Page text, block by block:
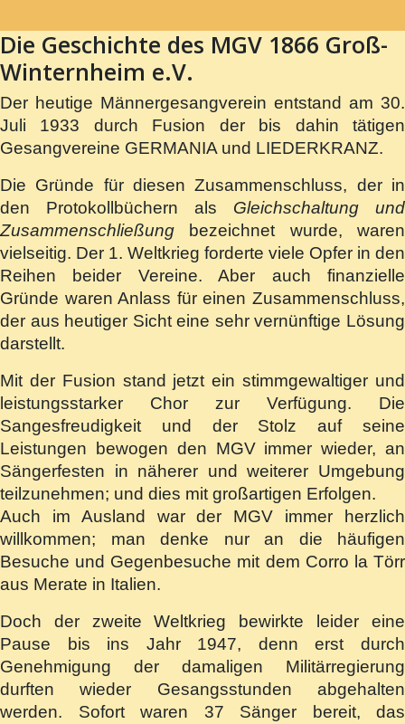
Die Geschichte des MGV 1866 Groß-
Winternheim e.V.
Der heutige Männergesangverein entstand am 30.
Juli 1933 durch Fusion der bis dahin tätigen
Gesangvereine GERMANIA und LIEDERKRANZ.
Die Gründe für diesen Zusammenschluss, der in
den Protokollbüchern als Gleichschaltung und
Zusammenschließung bezeichnet wurde, waren
vielseitig. Der 1. Weltkrieg forderte viele Opfer in den
Reihen beider Vereine. Aber auch finanzielle
Gründe waren Anlass für einen Zusammenschluss,
der aus heutiger Sicht eine sehr vernünftige Lösung
darstellt.
Mit der Fusion stand jetzt ein stimmgewaltiger und
leistungsstarker Chor zur Verfügung. Die
Sangesfreudigkeit und der Stolz auf seine
Leistungen bewogen den MGV immer wieder, an
Sängerfesten in näherer und weiterer Umgebung
teilzunehmen; und dies mit großartigen Erfolgen.
Auch im Ausland war der MGV immer herzlich
willkommen; man denke nur an die häufigen
Besuche und Gegenbesuche mit dem Corro la Törr
aus Merate in Italien.
Doch der zweite Weltkrieg bewirkte leider eine
Pause bis ins Jahr 1947, denn erst durch
Genehmigung der damaligen Militärregierung
durften wieder Gesangsstunden abgehalten
werden. Sofort waren 37 Sänger bereit, das